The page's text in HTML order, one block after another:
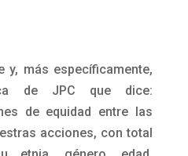
y, más específicamente,
de JPC que dice:
de equidad entre las
acciones, con total